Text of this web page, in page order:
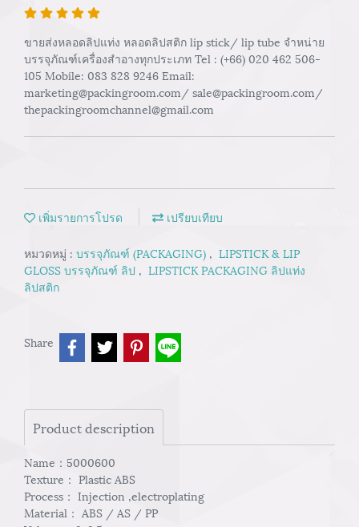
ขายส่งหลอดลิปแท่ง หลอดลิปสติก lip stick/ lip tube จำหน่าย
บรรจุภัณฑ์เครื่องสำอางทุกประเภท Tel : (+66) 020 462 506-
105 Mobile: 083 828 9246 Email:
marketing@packingroom.com/ sale@packingroom.com/
thepackingroomchannel@gmail.com
เพิ่มรายการโปรด เปรียบเทียบ
หมวดหมู่ : บรรจุภัณฑ์ (PACKAGING) , LIPSTICK & LIP
GLOSS บรรจุภัณฑ์ ลิป , LIPSTICK PACKAGING ลิปแท่ง
ลิปสติก
Share
Product description
Name：5000600
Texture： Plastic ABS
Process： Injection ,electroplating
Material： ABS / AS / PP